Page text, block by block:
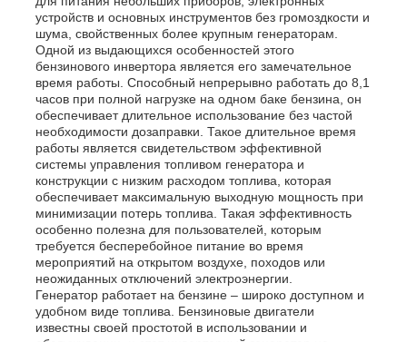
Главная страница
Продукция
Ролики
О Компании
Наша фабрика
контроль качества
устройств и основных инструментов без громоздкости и
шума, свойственных более крупным генераторам.
Одной из выдающихся особенностей этого
бензинового инвертора является его замечательное
время работы. Способный непрерывно работать до 8,1
часов при полной нагрузке на одном баке бензина, он
обеспечивает длительное использование без частой
необходимости дозаправки. Такое длительное время
работы является свидетельством эффективной
системы управления топливом генератора и
конструкции с низким расходом топлива, которая
обеспечивает максимальную выходную мощность при
минимизации потерь топлива. Такая эффективность
особенно полезна для пользователей, которым
требуется бесперебойное питание во время
мероприятий на открытом воздухе, походов или
неожиданных отключений электроэнергии.
Генератор работает на бензине – широко доступном и
удобном виде топлива. Бензиновые двигатели
известны своей простотой в использовании и